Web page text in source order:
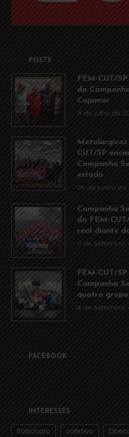
POSTS
FEM-CUT/
da
Cajamar
8 de julho de
CUT/SP
Campanha
estado
25 de junho de
Campanha
da FEM-
real diante
11 de setembro
FEM-CUT/
Campanha
quatro
4 de setembro
FACEBOOK
INTERESSES
Bolsonaro coletivo